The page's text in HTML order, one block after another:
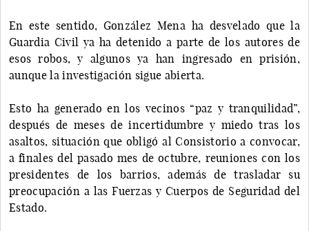
En este sentido, González Mena ha desvelado que la
Guardia Civil ya ha detenido a parte de los autores de
esos robos, y algunos ya han ingresado en prisión,
aunque la investigación sigue abierta.
Esto ha generado en los vecinos “paz y tranquilidad”,
después de meses de incertidumbre y miedo tras los
asaltos, situación que obligó al Consistorio a convocar,
a finales del pasado mes de octubre, reuniones con los
presidentes de los barrios, además de trasladar su
preocupación a las Fuerzas y Cuerpos de Seguridad del
Estado.